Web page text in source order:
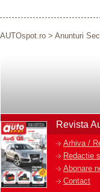
AUTOspot.ro > Anunturi
Revista
Arhiva /
Redactie
Abonare
Contact